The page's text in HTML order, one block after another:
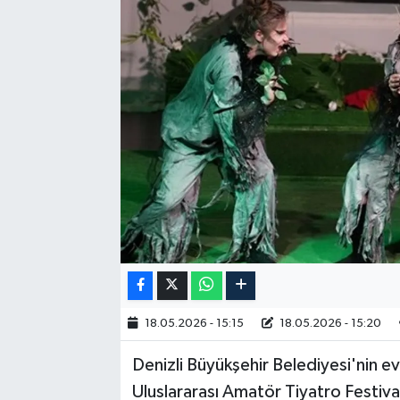
18.05.2026 - 15:15 18.05.2026 - 15:20
Denizli Büyükşehir Belediyesi'nin
Uluslararası Amatör Tiyatro
RESMİ İLAN